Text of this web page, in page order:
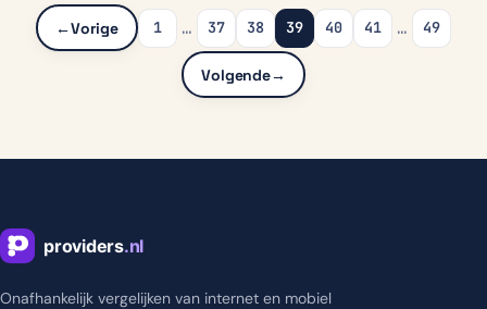
←Vorige 1 … 37 38 39 40 41 … 49
Volgende→
Onafhankelijk vergelijken van internet en mobiel